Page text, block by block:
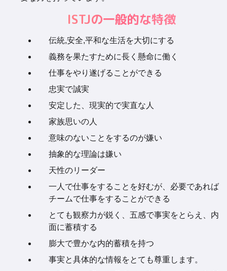
ISTJの一般的な特徴
伝統,安全,平和な生活を大切にする
義務を果たすために長く懸命に働く
仕事をやり遂げることができる
忠実で誠実
安定した、現実的で実直な人
家族思いの人
意味のないことをするのが嫌い
抽象的な理論は嫌い
天性のリーダー
一人で仕事をすることを好むが、必要であれば
チームで仕事をすることができる
とても観察力が鋭く、五感で事実をとらえ、内
面に蓄積する
膨大で豊かな内的蓄積を持つ
事実と具体的な情報をとても尊重します。